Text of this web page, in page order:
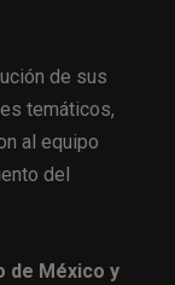
de sus
temáticos,
al equipo
del
de México y